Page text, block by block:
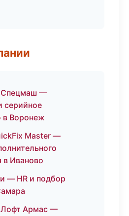
Спецмаш —
серийное
в Воронеж
Master —
в Иваново
— HR и подбор
Лофт Армас —